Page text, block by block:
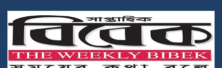
পূবাইলবাসীকে ঈদুল আজহার শুভেচ্ছা
জানালেন বিএনপি নেতা রাশেদ মোল্লা
পূবাইলবাসীকে পবিত্র ঈদুল আজহার শুভেচ্ছা
জানালেন আরিফ হোসেন ভূইয়া